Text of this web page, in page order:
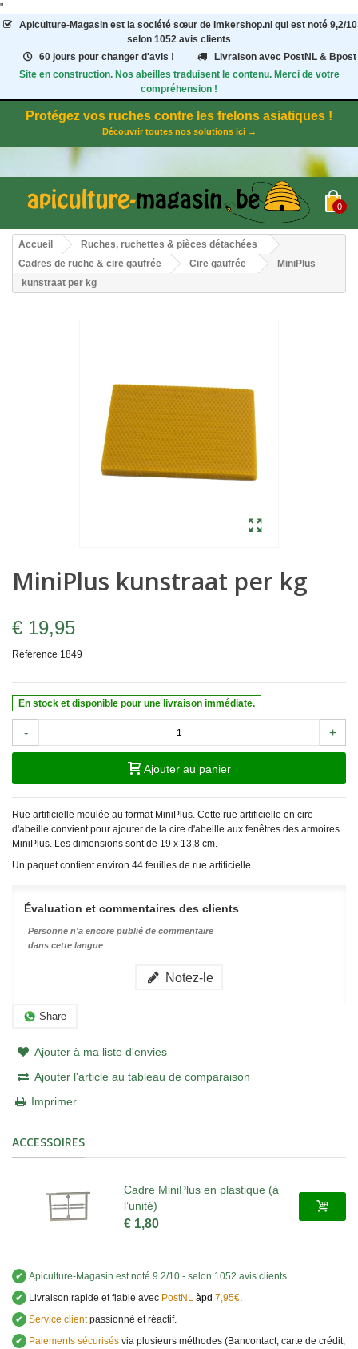
"
Apiculture-Magasinest la société sœur de Imkershop.nl qui est noté 9,2/10
selon 1052 avis clients
60 jours pour changer d'avis !
Livraison avec PostNL & Bpost
Site en construction. Nos abeilles traduisent le contenu. Merci de votre
compréhension !
Protégez vos ruches contre les frelons asiatiques !
Découvrir toutes nos solutions ici →
0
Accueil
Ruches, ruchettes & pièces détachées
Cadres de ruche & cire gaufrée
Cire gaufrée
MiniPlus
kunstraat per kg
MiniPlus kunstraat per kg
€ 19,95
Référence 1849
En stock et disponible pour une livraison immédiate.
- +
Ajouter au panier
Rue artificielle moulée au format MiniPlus. Cette rue artificielle en cire
d'abeille convient pour ajouter de la cire d'abeille aux fenêtres des armoires
MiniPlus. Les dimensions sont de 19 x 13,8 cm.
Un paquet contient environ 44 feuilles de rue artificielle.
Évaluation et commentaires des clients
Personne n'a encore publié de commentaire
dans cette langue
Notez-le
Share
Ajouter à ma liste d'envies
Ajouter l'article au tableau de comparaison
Imprimer
ACCESSOIRES
Cadre MiniPlus en plastique (à
l’unité)
€ 1,80
✔ Apiculture-Magasin est noté 9.2/10 - selon 1052 avis clients.
✔
Livraison rapide et fiable avec PostNL àpd 7,95€.
✔ Service clientpassionné et réactif.
✔
Paiements sécurisés via plusieurs méthodes (Bancontact, carte de crédit,